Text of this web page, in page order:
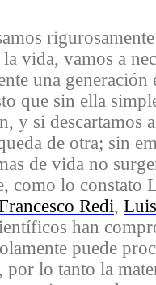
vida, vamos a
una generación
que sin ella
y si descartamos
de otra; sin
de vida no
como lo constato
Redi,
han
puede
por lo tanto la